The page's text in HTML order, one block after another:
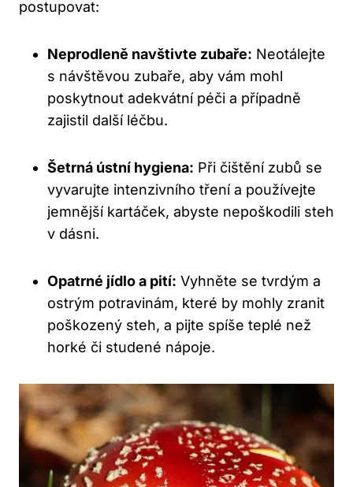
postupovat:
Neprodleně navštivte zubaře: Neotálejte
s návštěvou zubaře, aby vám mohl
poskytnout adekvátní péči a případně
zajistil další léčbu.
Šetrná ústní hygiena: Při čištění zubů se
vyvarujte intenzivního tření a používejte
jemnější kartáček, abyste nepoškodili steh
v dásni.
Opatrné jídlo a pití: Vyhněte se tvrdým a
ostrým potravinám, které by mohly zranit
poškozený steh, a pijte spíše teplé než
horké či studené nápoje.